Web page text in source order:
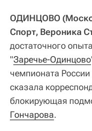
ОДИНЦОВО
Спорт, Вероника
достаточного
"Заречье-Одинцово
чемпионата
сказала
блокирующая
Гончарова.